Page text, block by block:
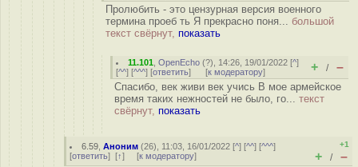
Пролюбить - это цензурная версия военного
термина проеб ть Я прекрасно поня... большой
текст свёрнут, показать
11.101 ,OpenEcho (?), 14:26, 19/01/2022 [^]
[^^] [^^^] [ответить] [к модератору] + / –
Спасибо, век живи век учись В мое армейское
время таких нежностей не было, го... текст
свёрнут, показать
6.59 ,Аноним (26), 11:03, 16/01/2022 [^] [^^] [^^^]
[ответить] [↑] [к модератору]
+1
+ / –